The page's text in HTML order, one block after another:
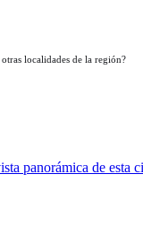
localidades de la región?
panorámica de esta